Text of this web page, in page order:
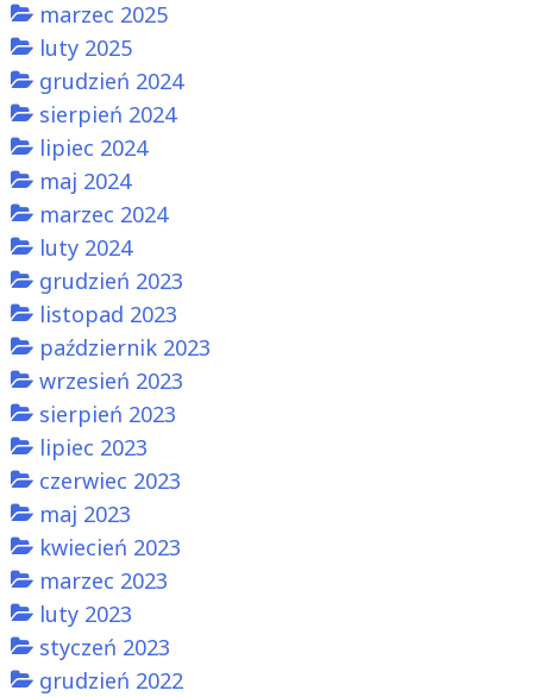
marzec 2025
luty 2025
grudzień 2024
sierpień 2024
lipiec 2024
maj 2024
marzec 2024
luty 2024
grudzień 2023
listopad 2023
październik 2023
wrzesień 2023
sierpień 2023
lipiec 2023
czerwiec 2023
maj 2023
kwiecień 2023
marzec 2023
luty 2023
styczeń 2023
grudzień 2022